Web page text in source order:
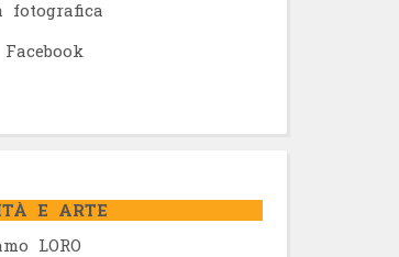
fotografica
E ARTE
LORO